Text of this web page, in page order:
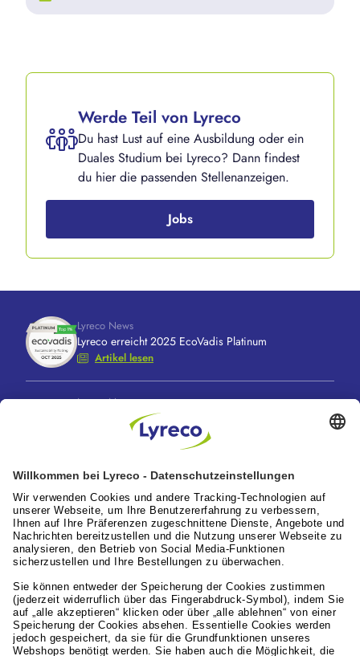
Werde Teil von Lyreco
Du hast Lust auf eine Ausbildung oder ein
Duales Studium bei Lyreco? Dann findest
du hier die passenden Stellenanzeigen.
Jobs
Lyreco News
Lyreco erreicht 2025 EcoVadis Platinum
Artikel lesen
Lyreco News
Lyreco feiert 100 Jahre “A Great Working Day.
Delivered."
Lyreco News
Lyreco Partner Convention 2026: Zentraler
Branchentreff mit Zukunftskraft
Artikel lesen
Leistungen für die Arbeitswelt
Lyreco Deutschland